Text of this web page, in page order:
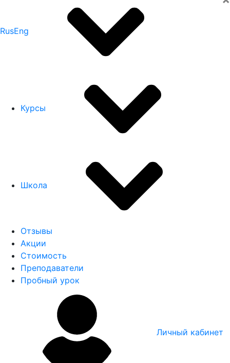
RusEng
Курсы
Школа
Отзывы
Акции
Стоимость
Преподаватели
Пробный урок
Личный кабинет